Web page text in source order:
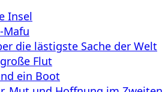
Insel
Mafu
die lästigste Sache der Welt
Flut
ein Boot